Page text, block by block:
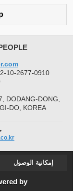
10-2677-0910
DODANG-DONG,
DO, KOREA
إمكانية الوصول
by